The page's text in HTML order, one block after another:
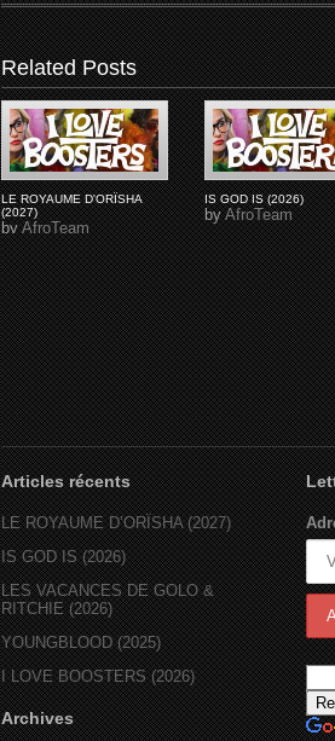
Related Posts
LE ROYAUME D'ORÏSHA
(2027)
byAfroTeam
IS GOD IS (2026)
byAfroTeam
Articles récents
LE ROYAUME D’ORÏSHA (2027)
IS GOD IS (2026)
LES VACANCES DE GOLO &
RITCHIE (2026)
YOUNGBLOOD (2025)
I LOVE BOOSTERS (2026)
Archives